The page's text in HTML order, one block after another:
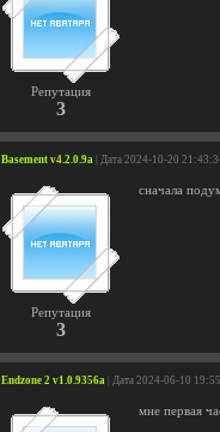
Репутация
3
Basement v4.2.0.9a | Дата 2024-10-20
Репутация
3
сначала
Endzone 2 v1.0.9356a | Дата 2024-06-10
мне первая